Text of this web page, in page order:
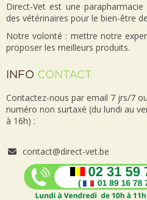
Direct-Vet est une
des vétérinaires pour le bien-être
Notre volonté : mettre notre
proposer les meilleurs produits.
INFO CONTACT
Contactez-nous par email 7 jrs/7
numéro non surtaxé (du lundi au
à 16h) :
contact@direct-vet.be